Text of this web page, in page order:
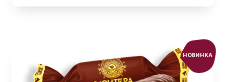
НОВИНКА